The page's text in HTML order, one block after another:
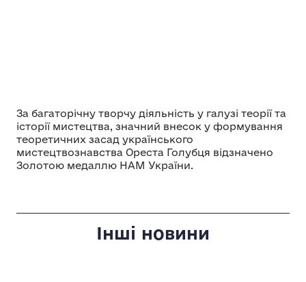
За багаторічну творчу діяльність у галузі теорії та
історії мистецтва, значний внесок у формування
теоретичних засад українського
мистецтвознавства Ореста Голубця відзначено
Золотою медаллю НАМ України.
Інші новини